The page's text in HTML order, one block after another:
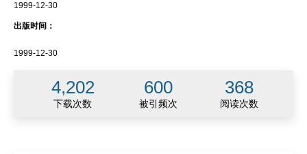
1999-12-30
出版时间：
1999-12-30
4,202 600 368
下载次数 被引频次 阅读次数